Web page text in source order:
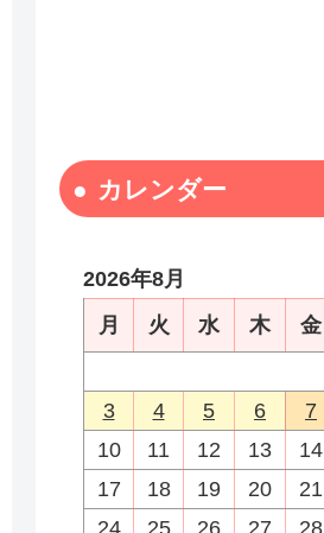
カレンダー
2026年8月
月
火 水 木 金
3
4 5 6 7
10
11 12 13 14
17
18 19 20 21